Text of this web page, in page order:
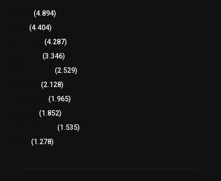
(4.894)
(4.404)
(4.287)
(3.346)
(2.529)
(2.128)
(1.965)
(1.852)
(1.535)
(1.278)